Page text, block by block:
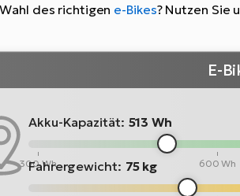
des richtigen e-Bikes? Nutzen Sie
E-
Akku-Kapazität: 513 Wh
300 Wh 600 Wh
Fahrergewicht: 75 kg